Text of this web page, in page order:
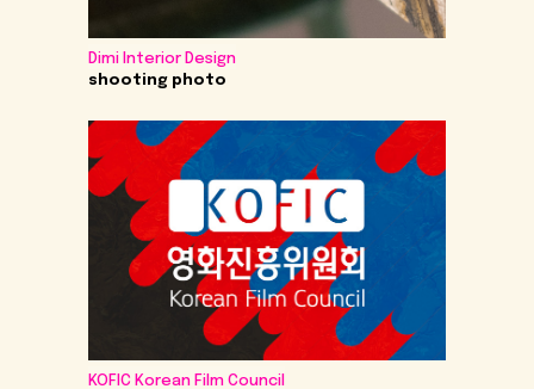
Dimi Interior Design
shooting photo
KOFIC Korean Film Council